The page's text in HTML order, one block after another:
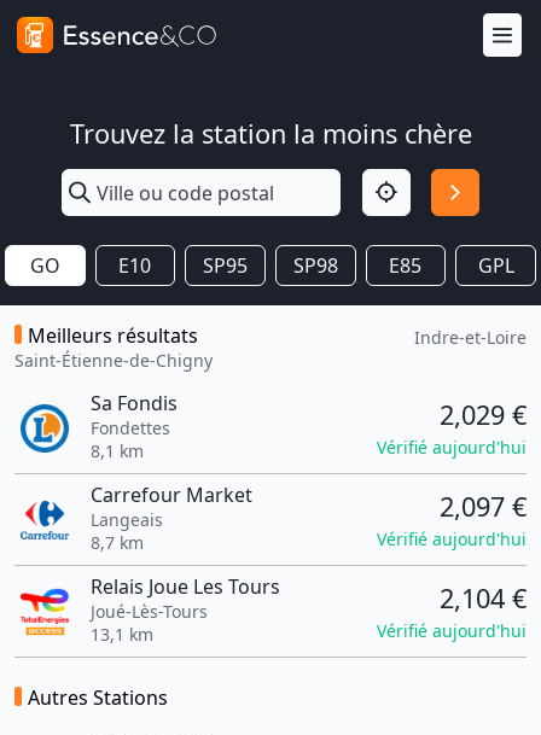
Trouvez la station la moins chère
GO E10 SP95 SP98 E85 GPL
Meilleurs résultats
Saint-Étienne-de-Chigny
Indre-et-Loire
Sa Fondis
Fondettes
8,1 km
2,029 €
Vérifié aujourd'hui
Carrefour Market
Langeais
8,7 km
2,097 €
Vérifié aujourd'hui
Relais Joue Les Tours
Joué-Lès-Tours
13,1 km
2,104 €
Vérifié aujourd'hui
Autres Stations